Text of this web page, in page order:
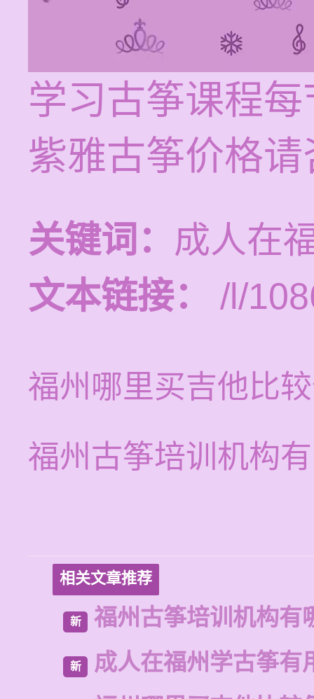
学习古筝课程
紫雅古筝价格
关键词： 成人在
文本链接：
/l/
福州哪里买吉他比
福州古筝培训机构
相关文章推荐
新 福州古筝培训机构有
新
成人在福州学古筝有